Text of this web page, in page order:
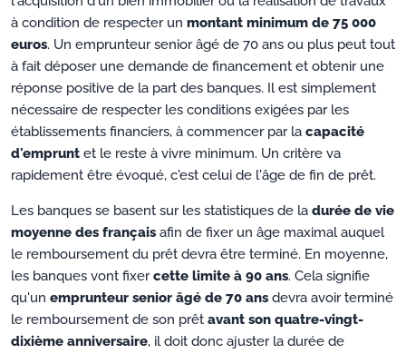
à condition de respecter un montant minimum de 75 000
euros. Un emprunteur senior âgé de 70 ans ou plus peut tout
à fait déposer une demande de financement et obtenir une
réponse positive de la part des banques. Il est simplement
nécessaire de respecter les conditions exigées par les
établissements financiers, à commencer par la capacité
d'emprunt et le reste à vivre minimum. Un critère va
rapidement être évoqué, c'est celui de l'âge de fin de prêt.
Les banques se basent sur les statistiques de la durée de vie
moyenne des français afin de fixer un âge maximal auquel
le remboursement du prêt devra être terminé. En moyenne,
les banques vont fixercette limite à 90 ans. Cela signifie
qu'un emprunteur senior âgé de 70 ans devra avoir terminé
le remboursement de son prêt avant son quatre-vingt-
dixième anniversaire, il doit donc ajuster la durée de